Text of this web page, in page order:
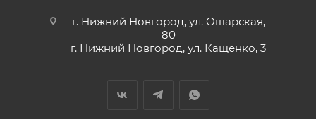
г. Нижний Новгород, ул. Ошарская,
80
г. Нижний Новгород, ул. Кащенко, 3